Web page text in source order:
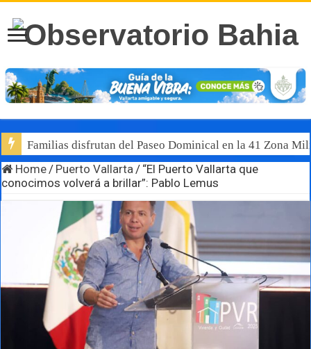
Familias disfrutan del Paseo Dominical en la 41 Zona
Home / Puerto Vallarta / “El Puerto Vallarta que
conocimos volverá a brillar”: Pablo Lemus